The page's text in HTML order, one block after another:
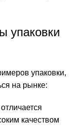
упаковки
упаковки,
на рынке:
качеством